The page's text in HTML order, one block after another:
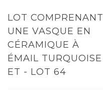
LOT COMPRENANT
UNE VASQUE EN
CÉRAMIQUE À
ÉMAIL TURQUOISE
ET - LOT 64